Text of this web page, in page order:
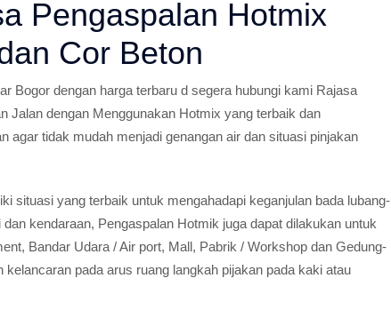
Pengaspalan Hotmix
Cor Beton
Bogor dengan harga terbaru d segera hubungi kami Rajasa
Jalan dengan Menggunakan Hotmix yang terbaik dan
agar tidak mudah menjadi genangan air dan situasi pinjakan
situasi yang terbaik untuk mengahadapi keganjulan bada lubang-
kendaraan, Pengaspalan Hotmik juga dapat dilakukan untuk
Bandar Udara / Air port, Mall, Pabrik / Workshop dan Gedung-
pada arus ruang langkah pijakan pada kaki atau